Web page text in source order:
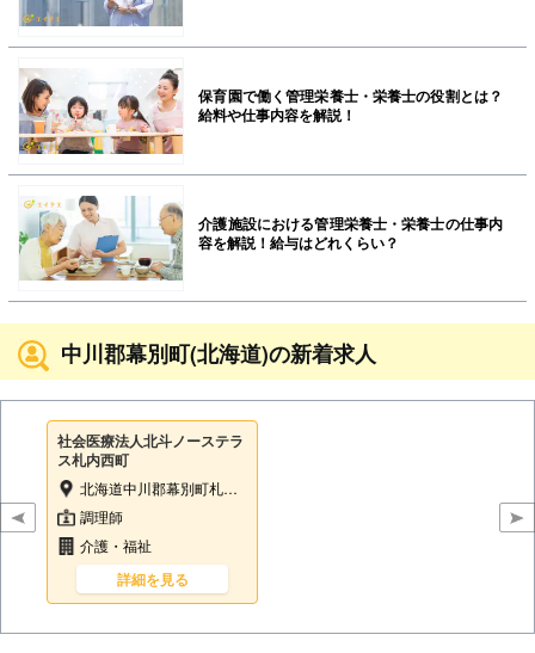
保育園で働く管理栄養士・栄養士の役割とは？
給料や仕事内容を解説！
介護施設における管理栄養士・栄養士の仕事内
容を解説！給与はどれくらい？
中川郡幕別町(北海道)の新着求人
社会医療法人北斗ノーステラ
ス札内西町
北海道中川郡幕別町札内西町40番1
調理師
介護・福祉
詳細を見る